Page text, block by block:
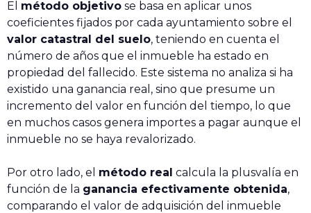
El método objetivo se basa en aplicar unos
coeficientes fijados por cada ayuntamiento sobre el
valor catastral del suelo, teniendo en cuenta el
número de años que el inmueble ha estado en
propiedad del fallecido. Este sistema no analiza si ha
existido una ganancia real, sino que presume un
incremento del valor en función del tiempo, lo que
en muchos casos genera importes a pagar aunque el
inmueble no se haya revalorizado.
Por otro lado, el método real calcula la plusvalía en
función de la ganancia efectivamente obtenida,
comparando el valor de adquisición del inmueble